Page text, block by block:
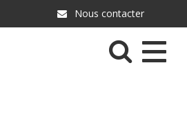
Nous contacter
Menu